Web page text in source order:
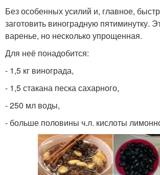
Без особенных усилий и, главное,
заготовить виноградную пятиминутку.
варенье, но несколько упрощенная.
Для неё понадобится:
- 1,5 кг винограда,
- 1,5 стакана песка сахарного,
- 250 мл воды,
- больше половины ч.л. кислоты